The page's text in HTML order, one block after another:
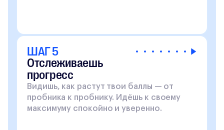
ШАГ 5
Отслеживаешь
прогресс
Видишь, как растут твои баллы — от
пробника к пробнику. Идёшь к своему
максимуму спокойно и уверенно.